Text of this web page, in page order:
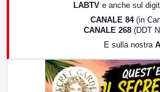
LABTV e anche sul
CANALE 84 (in
CANALE 268 (DDT
E sulla nostra